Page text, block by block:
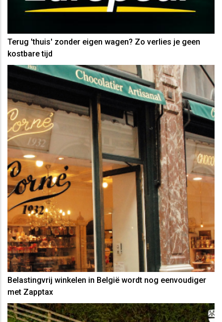
Terug 'thuis' zonder eigen wagen? Zo verlies je geen
kostbare tijd
Belastingvrij winkelen in België wordt nog eenvoudiger
met Zapptax